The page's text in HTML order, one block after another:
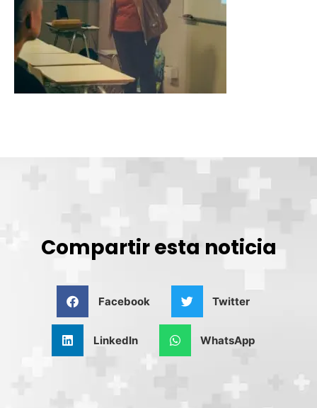
Compartir esta noticia
Facebook Twitter
LinkedIn WhatsApp